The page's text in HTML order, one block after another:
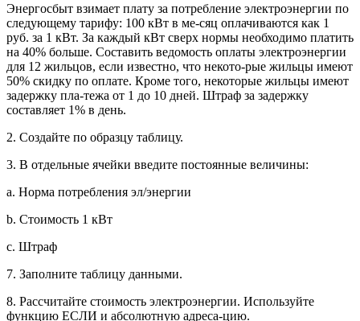
Энергосбыт взимает плату за потребление электроэнергии по
следующему тарифу: 100 кВт в ме-сяц оплачиваются как 1
руб. за 1 кВт. За каждый кВт сверх нормы необходимо платить
на 40% больше. Составить ведомость оплаты электроэнергии
для 12 жильцов, если известно, что некото-рые жильцы имеют
50% скидку по оплате. Кроме того, некоторые жильцы имеют
задержку пла-тежа от 1 до 10 дней. Штраф за задержку
составляет 1% в день.
2. Создайте по образцу таблицу.
3. В отдельные ячейки введите постоянные величины:
a. Норма потребления эл/энергии
b. Стоимость 1 кВт
c. Штраф
7. Заполните таблицу данными.
8. Рассчитайте стоимость электроэнергии. Используйте
функцию ЕСЛИ и абсолютную адреса-цию.